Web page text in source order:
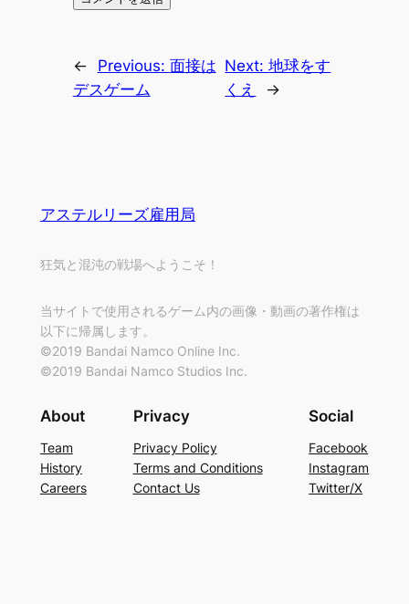
← Previous: 面接は
デスゲーム
Next:地球をす
くえ
→
アステルリーズ雇用局
狂気と混沌の戦場へようこそ！
当サイトで使用されるゲーム内の画像・動画の著作権は
以下に帰属します。
©2019 Bandai Namco Online Inc.
©2019 Bandai Namco Studios Inc.
About
Team
History
Careers
Privacy
Privacy Policy
Terms and Conditions
Contact Us
Social
Facebook
Instagram
Twitter/X